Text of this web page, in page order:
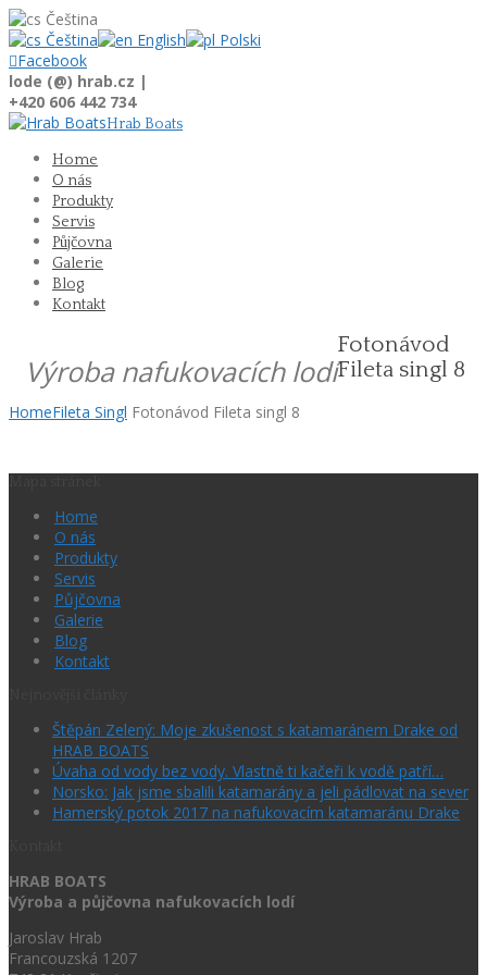
Čeština
Čeština
English
Polski
Facebook
lode (@) hrab.cz |
+420 606 442 734
Hrab Boats
Home
O nás
Produkty
Servis
Půjčovna
Galerie
Blog
Kontakt
Výroba nafukovacích lodí
Fotonávod
Fileta singl 8
HomeFileta Singl Fotonávod Fileta singl 8
Home
O nás
Produkty
Servis
Půjčovna
Galerie
Blog
Kontakt
Štěpán Zelený: Moje zkušenost s katamaránem Drake od
HRAB BOATS
Úvaha od vody bez vody. Vlastně ti kačeři k vodě patří…
Norsko: Jak jsme sbalili katamarány a jeli pádlovat na sever
Hamerský potok 2017 na nafukovacím katamaránu Drake
HRAB BOATS
Výroba a půjčovna nafukovacích lodí
Jaroslav Hrab
Francouzská 1207